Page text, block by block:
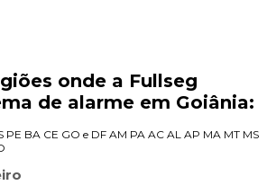
onde a Fullseg
de alarme em Goiânia:
PE BA CE GO e DF AM PA AC AL AP MA MT MS